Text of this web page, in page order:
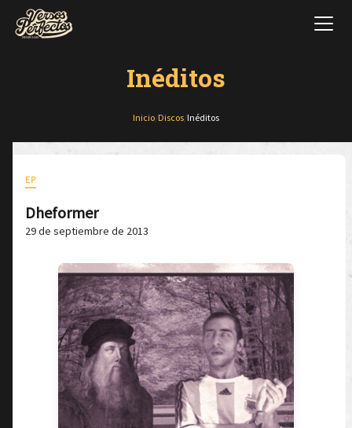
Inéditos
Inicio Discos Inéditos
EP
Dheformer
29 de septiembre de 2013